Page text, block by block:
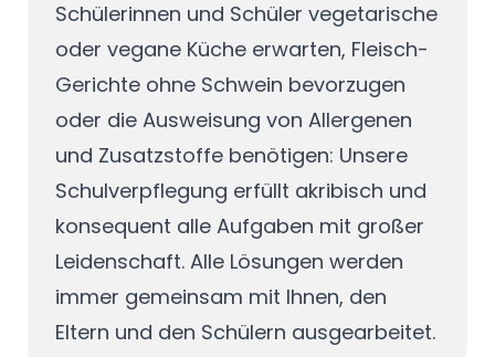
Schülerinnen und Schüler vegetarische
oder vegane Küche erwarten, Fleisch-
Gerichte ohne Schwein bevorzugen
oder die Ausweisung von Allergenen
und Zusatzstoffe benötigen: Unsere
Schulverpflegung erfüllt akribisch und
konsequent alle Aufgaben mit großer
Leidenschaft. Alle Lösungen werden
immer gemeinsam mit Ihnen, den
Eltern und den Schülern ausgearbeitet.